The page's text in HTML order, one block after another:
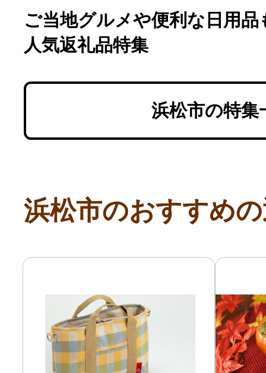
はじめるバイブルとは
よくあるご質問
ご当地グルメや便利な日用品
人気返礼品特集
浜松市の特集
浜松市のおすすめ